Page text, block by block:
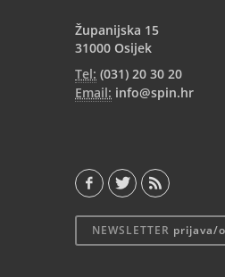
Županijska 15
31000 Osijek
Tel: (031) 20 30 20
Email: info@spin.hr
NEWSLETTER prijava/